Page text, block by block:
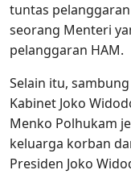
tuntas
seorang Menteri
pelanggaran HAM.
Selain itu,
Kabinet Joko
Menko Polhukam
keluarga korban
Presiden Joko